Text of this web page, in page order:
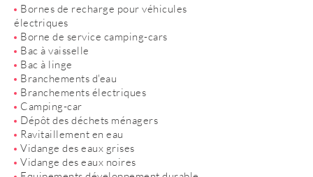
Bornes de recharge pour véhicules
électriques
Borne de service camping-cars
Bac à vaisselle
Bac à linge
Branchements d'eau
Branchements électriques
Camping-car
Dépôt des déchets ménagers
Ravitaillement en eau
Vidange des eaux grises
Vidange des eaux noires